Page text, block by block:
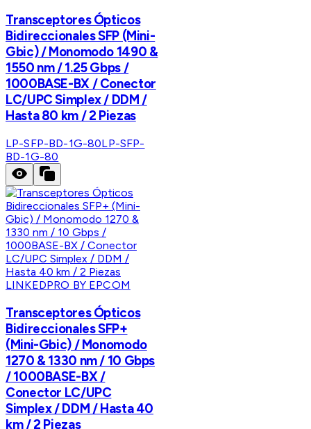
Transceptores Ópticos
Bidireccionales SFP (Mini-
Gbic) / Monomodo 1490 &
1550 nm / 1.25 Gbps /
1000BASE-BX / Conector
LC/UPC Simplex / DDM /
Hasta 80 km / 2 Piezas
LP-SFP-BD-1G-80LP-SFP-
BD-1G-80
LINKEDPRO BY EPCOM
Transceptores Ópticos
Bidireccionales SFP+
(Mini-Gbic) / Monomodo
1270 & 1330 nm / 10 Gbps
/ 1000BASE-BX /
Conector LC/UPC
Simplex / DDM / Hasta 40
km / 2 Piezas